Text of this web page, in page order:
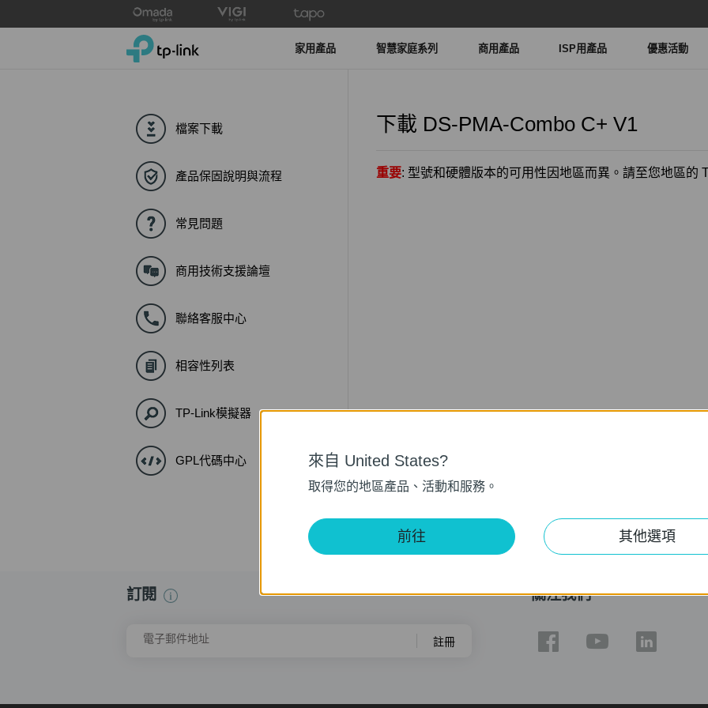
to
TP-Link, Reliably Smart 家用產品 智慧家庭系列 商用產品 ISP用產品 優惠活動
檔案下載
產品保固說明與流程
常見問題
商用技術支援論壇
聯絡客服中心
相容性列表
TP-Link模擬器
GPL代碼中心
下載 DS-PMA-Combo C+ V1
重要: 型號和硬體版本的可用性因地區而異。請至您地區的
訂閱
電子郵件地址 註冊
關注我們
來自 United States?
取得您的地區產品、活動和服務。
前往 其他選項